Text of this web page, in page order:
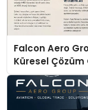
Falcon Aero
Küresel